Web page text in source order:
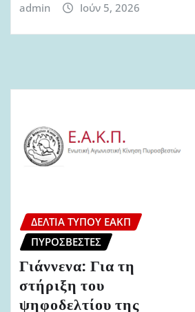
admin Ιούν 5, 2026
ΔΕΛΤΊΑ ΤΎΠΟΥ ΕΑΚΠ
ΠΥΡΟΣΒΈΣΤΕΣ
Γιάννενα: Για τη
στήριξη του
ψηφοδελτίου της